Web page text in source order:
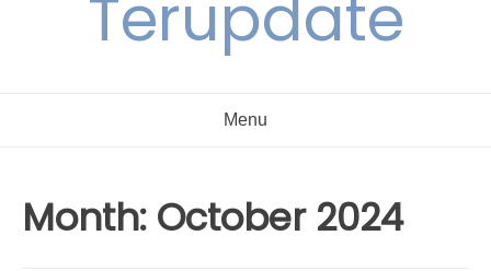
Terupdate
Menu
Month: October 2024